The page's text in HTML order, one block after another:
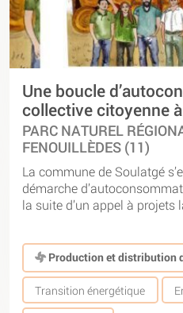
Une boucle
collective citoyenne
PARC NATUREL
FENOUILLÈDES (11)
La commune de Soulatgé
démarche
la suite d’un appel à
Production et distribution
Transition énergétique